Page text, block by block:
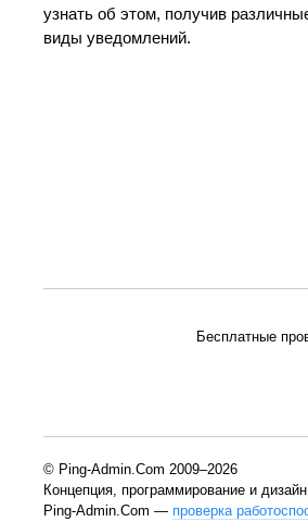
узнать об этом, получив
виды уведомлений.
Бесплатные
© Ping-Admin.Com 2009–2026
Концепция, программирование и
Ping-Admin.Com — проверка